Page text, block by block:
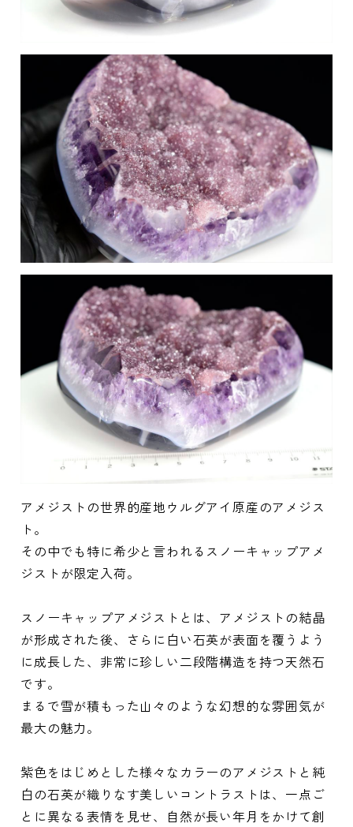
アメジストの世界的産地ウルグアイ原産のアメジス
ト。
その中でも特に希少と言われるスノーキャップアメ
ジストが限定入荷。
スノーキャップアメジストとは、アメジストの結晶
が形成された後、さらに白い石英が表面を覆うよう
に成長した、非常に珍しい二段階構造を持つ天然石
です。
まるで雪が積もった山々のような幻想的な雰囲気が
最大の魅力。
紫色をはじめとした様々なカラーのアメジストと純
白の石英が織りなす美しいコントラストは、一点ご
とに異なる表情を見せ、自然が長い年月をかけて創